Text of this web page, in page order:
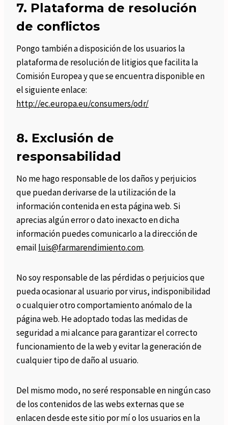
7. Plataforma de resolución
de conflictos
Pongo también a disposición de los usuarios la
plataforma de resolución de litigios que facilita la
Comisión Europea y que se encuentra disponible en
el siguiente enlace:
http://ec.europa.eu/consumers/odr/
8. Exclusión de
responsabilidad
No me hago responsable de los daños y perjuicios
que puedan derivarse de la utilización de la
información contenida en esta página web. Si
aprecias algún error o dato inexacto en dicha
información puedes comunicarlo a la dirección de
email luis@farmarendimiento.com.
No soy responsable de las pérdidas o perjuicios que
pueda ocasionar al usuario por virus, indisponibilidad
o cualquier otro comportamiento anómalo de la
página web. He adoptado todas las medidas de
seguridad a mi alcance para garantizar el correcto
funcionamiento de la web y evitar la generación de
cualquier tipo de daño al usuario.
Del mismo modo, no seré responsable en ningún caso
de los contenidos de las webs externas que se
enlacen desde este sitio por mí o los usuarios en la